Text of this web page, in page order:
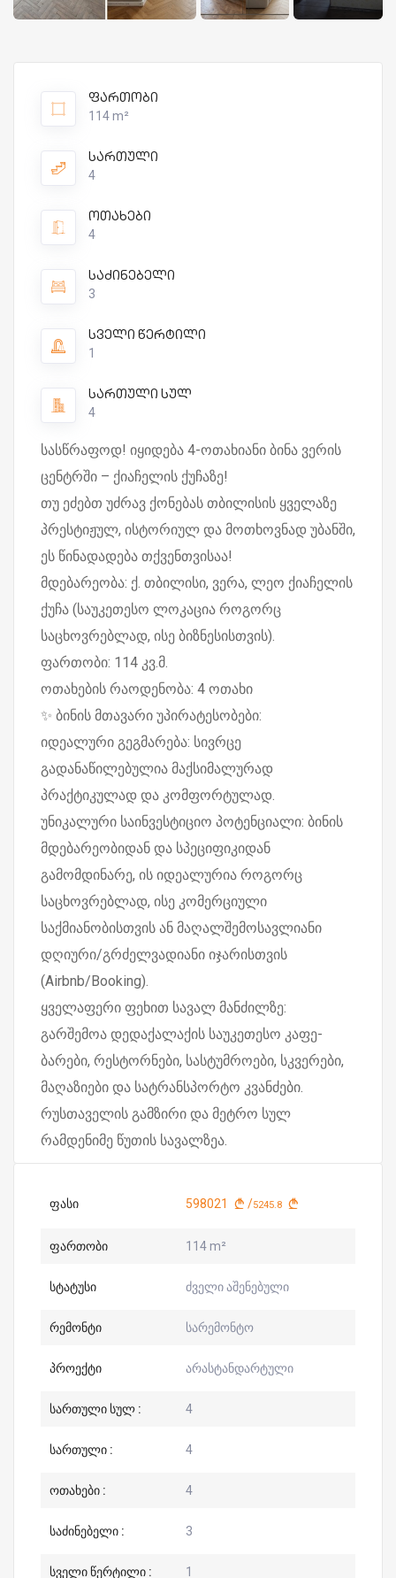
ფართობი
114 m²
სართული
4
ოთახები
4
საძინებელი
3
სველი წერტილი
1
სართული სულ
4
სასწრაფოდ! იყიდება 4-ოთახიანი ბინა ვერის
ცენტრში – ქიაჩელის ქუჩაზე!
თუ ეძებთ უძრავ ქონებას თბილისის ყველაზე
პრესტიჟულ, ისტორიულ და მოთხოვნად უბანში,
ეს წინადადება თქვენთვისაა!
მდებარეობა: ქ. თბილისი, ვერა, ლეო ქიაჩელის
ქუჩა (საუკეთესო ლოკაცია როგორც
საცხოვრებლად, ისე ბიზნესისთვის).
ფართობი: 114 კვ.მ.
ოთახების რაოდენობა: 4 ოთახი
✨ ბინის მთავარი უპირატესობები:
იდეალური გეგმარება: სივრცე
გადანაწილებულია მაქსიმალურად
პრაქტიკულად და კომფორტულად.
უნიკალური საინვესტიციო პოტენციალი: ბინის
მდებარეობიდან და სპეციფიკიდან
გამომდინარე, ის იდეალურია როგორც
საცხოვრებლად, ისე კომერციული
საქმიანობისთვის ან მაღალშემოსავლიანი
დღიური/გრძელვადიანი იჯარისთვის
(Airbnb/Booking).
ყველაფერი ფეხით სავალ მანძილზე:
გარშემოა დედაქალაქის საუკეთესო კაფე-
ბარები, რესტორნები, სასტუმროები, სკვერები,
მაღაზიები და სატრანსპორტო კვანძები.
რუსთაველის გამზირი და მეტრო სულ
რამდენიმე წუთის სავალზეა.
ფასი 598021 /5245.8
ფართობი 114 m²
სტატუსი ძველი აშენებული
რემონტი სარემონტო
პროექტი არასტანდარტული
სართული სულ : 4
სართული : 4
ოთახები : 4
საძინებელი : 3
სველი წერტილი : 1